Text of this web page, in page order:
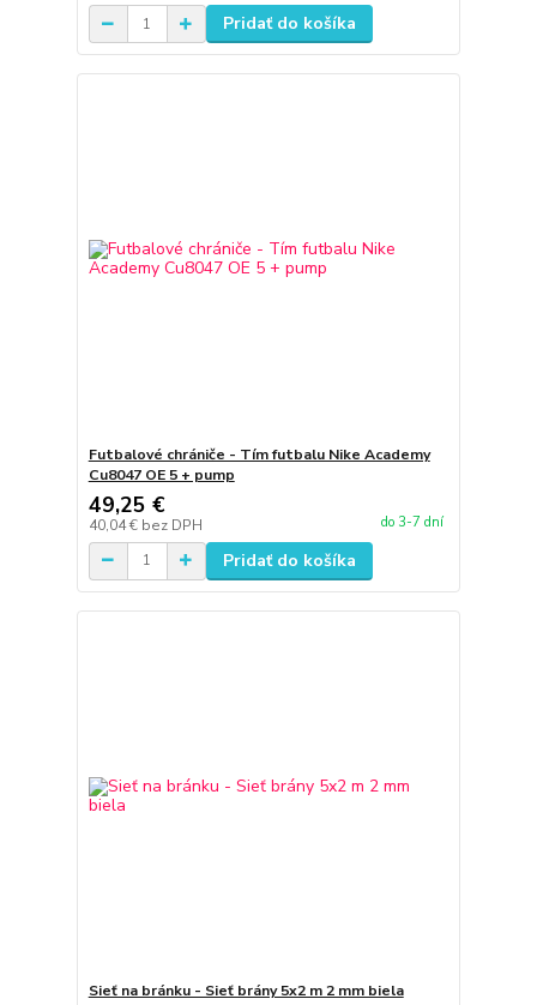
Pridať do košíka
Futbalové chrániče - Tím futbalu Nike Academy
Cu8047 OE 5 + pump
49,25 €
40,04 € bez DPH do 3-7 dní
Pridať do košíka
Sieť na bránku - Sieť brány 5x2 m 2 mm biela